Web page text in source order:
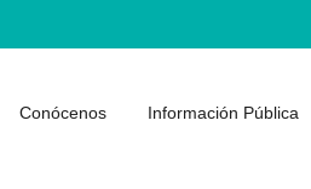
Conócenos Información Pública